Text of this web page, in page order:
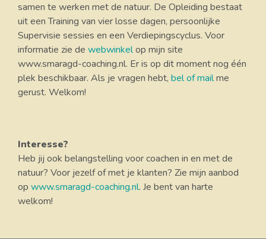
samen te werken met de natuur. De Opleiding bestaat
uit een Training van vier losse dagen, persoonlijke
Supervisie sessies en een Verdiepingscyclus. Voor
informatie zie de webwinkelop mijn site
www.smaragd-coaching.nl. Er is op dit moment nog één
plek beschikbaar. Als je vragen hebt, bel of mailme
gerust. Welkom!
Interesse?
Heb jij ook belangstelling voor coachen in en met de
natuur? Voor jezelf of met je klanten? Zie mijn aanbod
op www.smaragd-coaching.nl. Je bent van harte
welkom!